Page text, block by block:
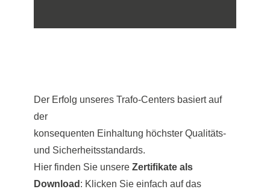
Der Erfolg unseres Trafo-Centers basiert auf
der
konsequenten Einhaltung höchster Qualitäts-
und Sicherheitsstandards.
Hier finden Sie unsere Zertifikate als
Download: Klicken Sie einfach auf das